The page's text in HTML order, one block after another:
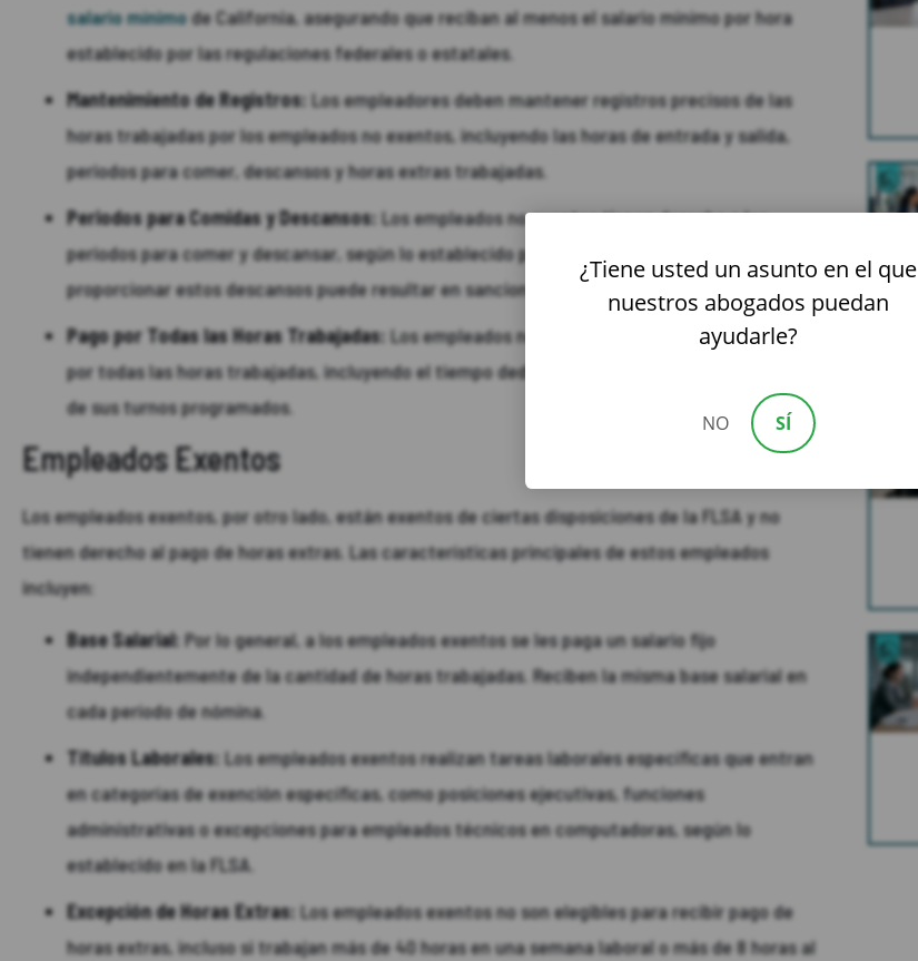
salario mínimode California, asegurando que reciban al menos el salario mínimo por hora
establecido por las regulaciones federales o estatales.
Mantenimiento de Registros: Los empleadores deben mantener registros precisos de las
horas trabajadas por los empleados no exentos, incluyendo las horas de entrada y salida,
periodos para comer, descansos y horas extras trabajadas.
Periodos para Comidas y Descansos: Los empleados no exentos tienen derecho a los
periodos para comer y descansar, según lo establecido por la ley estatal de California. No
proporcionar estos descansos puede resultar en sanciones para los empleadores.
Pago por Todas las Horas Trabajadas: Los empleados no exentos deben ser remunerados
por todas las horas trabajadas, incluyendo el tiempo dedicado a sus tareas antes o después
de sus turnos programados.
Empleados Exentos
Los empleados exentos, por otro lado, están exentos de ciertas disposiciones de la FLSA y no
tienen derecho al pago de horas extras. Las características principales de estos empleados
incluyen:
Base Salarial: Por lo general, a los empleados exentos se les paga un salario fijo
independientemente de la cantidad de horas trabajadas. Reciben la misma base salarial en
cada período de nómina.
Títulos Laborales: Los empleados exentos realizan tareas laborales específicas que entran
en categorías de exención específicas, como posiciones ejecutivas, funciones
administrativas o excepciones para empleados técnicos en computadoras, según lo
establecido en la FLSA.
Excepción de Horas Extras: Los empleados exentos no son elegibles para recibir pago de
horas extras, incluso si trabajan más de 40 horas en una semana laboral o más de 8 horas al
¿Tiene usted un asunto en el que
nuestros abogados puedan
ayudarle?
NO SÍ